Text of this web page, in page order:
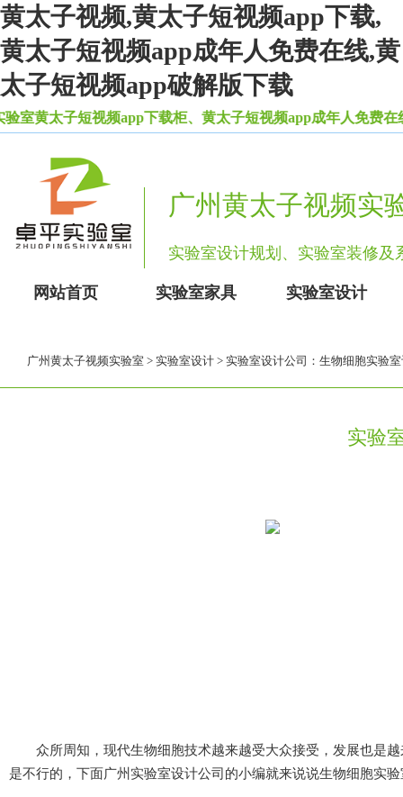
黄太子视频,黄太子短视频app下载,
黄太子短视频app成年人免费在线,黄
太子短视频app破解版下载
太子短视频app下载柜、黄太子短视频app成年人免费在线
广州黄太子视频实
实验室设计规划、实验室装修
网站首页 实验室家具 实验室设计
广州黄太子视频实验室 > 实验室设计 > 实验室设计公司：生物细胞实验
实验
众所周知，现代生物细胞技术越来越受大众接受，发展也是越
是不行的，下面广州实验室设计公司的小编就来说说生物细胞实验